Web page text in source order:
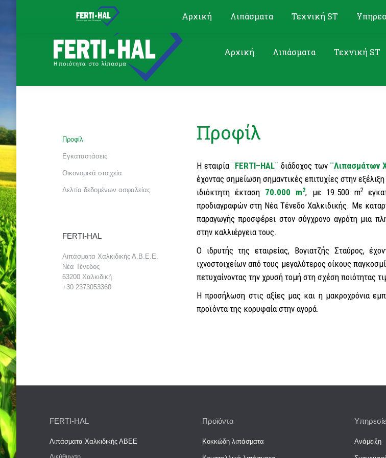
+30.23730 53360
Αρχική Λιπάσματα Τεχνική ST
Προφίλ
Η εταιρία¨FERTI–HAL¨ διάδοχος των¨Λιπασμάτων
έχοντας σημείωση σημαντικές επιτυχίες στην
ιδιόκτητη έκταση 70.000 m2, με 19.500 m2
προδιαγραφών στη Νέα Τένεδο Χαλκιδικής. Με
παραγωγής προσφέρει στον σύγχρονο αγρότη μια
στην καλλιέργεια τους.
Ο ιδρυτής της εταιρείας, Βογιατζής Σταύρος,
ιχνοστοιχείων από τους μεγαλύτερος οίκους
πετυχαίνοντας την χρυσή τομή στη σχέση ποιότητας
Η προσήλωση στις αξίες μας και η μακροχρόνια
προϊόντα της κορυφαία στην αγορά.
Προφίλ
Εγκαταστάσεις
Οικονομικά στοιχεία
Δελτία δεδομένων ασφαλείας
FERTI-HAL
Λιπάσματα Χαλκιδικής Α.Β.Ε.Ε.
Νέα Τένεδος
63200 Χαλκιδική
+30 2373053360
FERTI-HAL
Λιπάσματα Χαλκιδικής ΑΒΕΕ
Προϊόντα
Κοκκώδη λιπάσματα Ανάμειξη
Αρχική Λιπάσματα Τεχνική ST